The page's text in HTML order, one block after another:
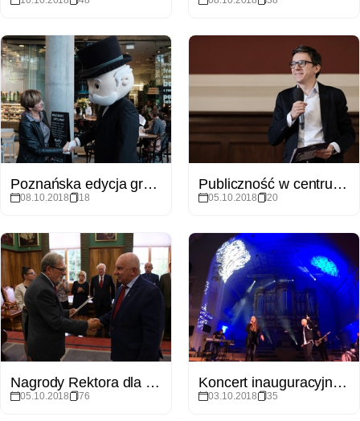
Poznańska edycja gry Monopoly - plansza UAM
08.10.2018 18
Publiczność w centrum uwagi - konferencja
05.10.2018 20
Nagrody Rektora dla nauczycieli akademickich
05.10.2018 76
Koncert inauguracyjny 100-lecia Uniwersytetu Poznańskiego
03.10.2018 35